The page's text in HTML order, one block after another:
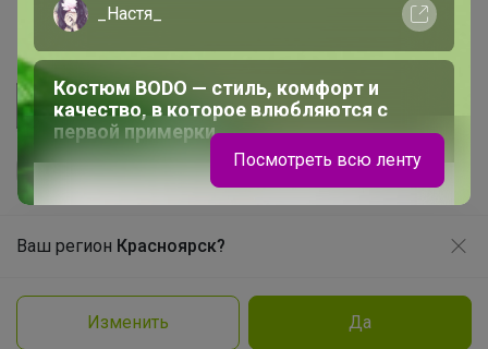
Ваш регион Красноярск?
Изменить Да
Укорачиватель ссылок
Политика конфиденциальности
Cоглашение пользователя
_Настя_
Костюм BODO — стиль, комфорт и
качество, в которое влюбляются с
первой примерки
Посмотреть всю ленту
Продолжая использовать этот сайт и нажимая кнопку
Принять